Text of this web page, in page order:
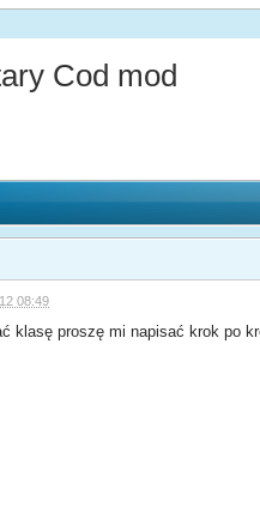
Cod mod
08:49
klasę proszę mi napisać krok po